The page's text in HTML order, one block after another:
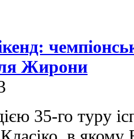
Жирони
35-го туру